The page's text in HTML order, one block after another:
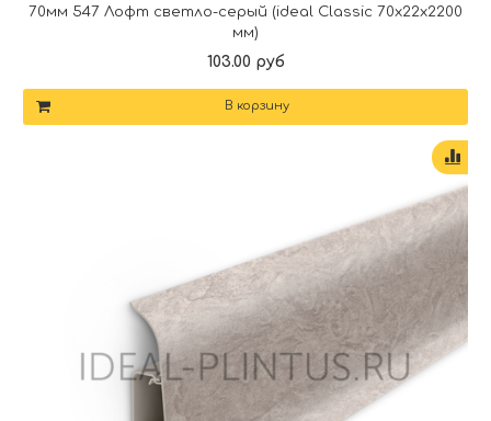
70мм 547 Лофт светло-серый (ideal Classic 70х22х2200
мм)
103.00 руб
В корзину